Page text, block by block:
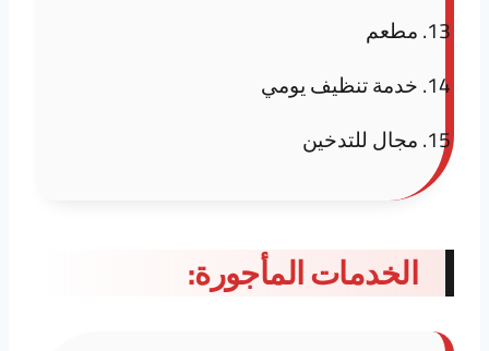
مطعم
خدمة تنظيف يومي
مجال للتدخين
الخدمات المأجورة: